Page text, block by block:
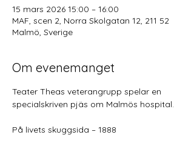
15 mars 2026 15:00 – 16:00
MAF, scen 2, Norra Skolgatan 12, 211 52
Malmö, Sverige
Om evenemanget
Teater Theas veterangrupp spelar en
specialskriven pjäs om Malmös hospital.
På livets skuggsida – 1888